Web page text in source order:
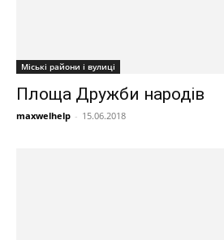
Міські райони і вулиці
Площа Дружби народів
maxwelhelp - 15.06.2018